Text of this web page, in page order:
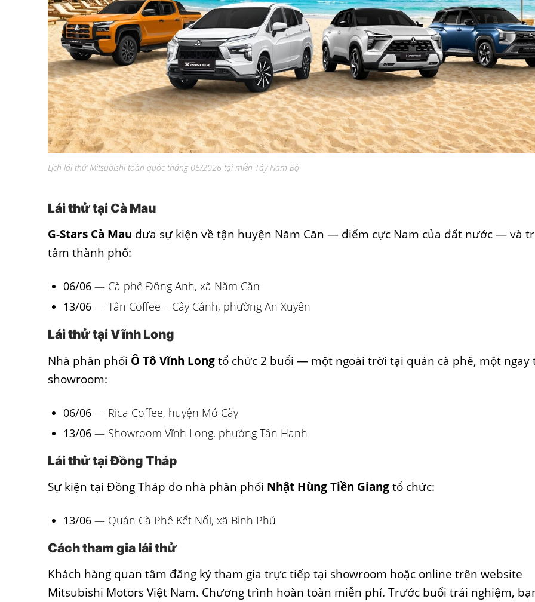
Lịch lái thử Mitsubishi toàn quốc tháng 06/2026 tại miền Tây Nam Bộ
Lái thử tại Cà Mau
G-Stars Cà Mau đưa sự kiện về tận huyện Năm Căn — điểm cực Nam của đất nước — và
tâm thành phố:
06/06 — Cà phê Đông Anh, xã Năm Căn
13/06 — Tân Coffee – Cây Cảnh, phường An Xuyên
Lái thử tại Vĩnh Long
Nhà phân phối Ô Tô Vĩnh Longtổ chức 2 buổi — một ngoài trời tại quán cà phê, một ngay
showroom:
06/06 — Rica Coffee, huyện Mỏ Cày
13/06 — Showroom Vĩnh Long, phường Tân Hạnh
Lái thử tại Đồng Tháp
Sự kiện tại Đồng Tháp do nhà phân phối Nhật Hùng Tiền Giangtổ chức:
13/06 — Quán Cà Phê Kết Nối, xã Bình Phú
Cách tham gia lái thử
Khách hàng quan tâm đăng ký tham gia trực tiếp tại showroom hoặc online trên website
Mitsubishi Motors Việt Nam. Chương trình hoàn toàn miễn phí. Trước buổi trải nghiệm,